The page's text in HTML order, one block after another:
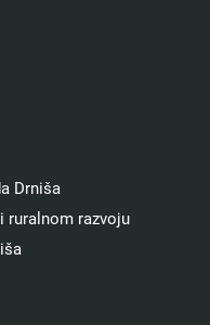
Drniša
ruralnom razvoju